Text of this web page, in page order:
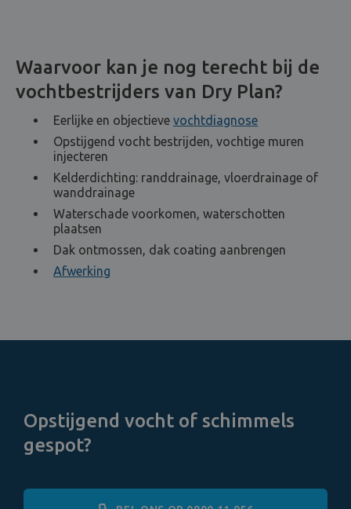
Waarvoor kan je nog terecht bij de
vochtbestrijders van Dry Plan?
Eerlijke en objectieve vochtdiagnose
Opstijgend vocht bestrijden, vochtige muren
injecteren
Kelderdichting: randdrainage, vloerdrainage of
wanddrainage
Waterschade voorkomen, waterschotten
plaatsen
Dak ontmossen, dak coating aanbrengen
Afwerking
Opstijgend vocht of schimmels
gespot?